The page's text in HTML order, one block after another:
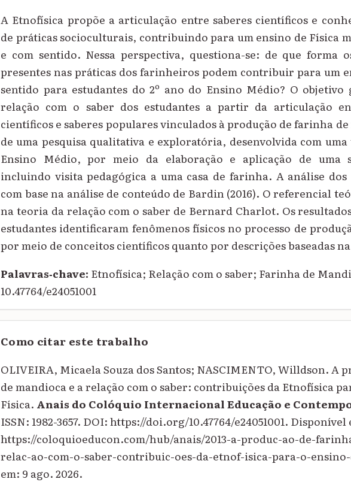
A Etnofísica propõe a articulação entre saberes científicos e
de práticas socioculturais, contribuindo para um ensino de Física
e com sentido. Nessa perspectiva, questiona-se: de que forma
presentes nas práticas dos farinheiros podem contribuir para um
sentido para estudantes do 2º ano do Ensino Médio? O
relação com o saber dos estudantes a partir da articulação
científicos e saberes populares vinculados à produção de farinha
de uma pesquisa qualitativa e exploratória, desenvolvida com
Ensino Médio, por meio da elaboração e aplicação de uma
incluindo visita pedagógica a uma casa de farinha. A análise
com base na análise de conteúdo de Bardin (2016). O referencial
na teoria da relação com o saber de Bernard Charlot. Os
estudantes identificaram fenômenos físicos no processo de
por meio de conceitos científicos quanto por descrições baseadas
Palavras‑chave: Etnofísica; Relação com o saber; Farinha de
10.47764/e24051001
Como citar este trabalho
OLIVEIRA, Micaela Souza dos Santos; NASCIMENTO, Willdson. A
de mandioca e a relação com o saber: contribuições da Etnofísica
Física. Anais do Colóquio Internacional Educação e
ISSN: 1982-3657. DOI: https://doi.org/10.47764/e24051001. Disponível
https://coloquioeducon.com/hub/anais/2013-a-produc-ao-de-
relac-ao-com-o-saber-contribuic-oes-da-etnof-isica-para-o-ensino-
em: 9 ago. 2026.